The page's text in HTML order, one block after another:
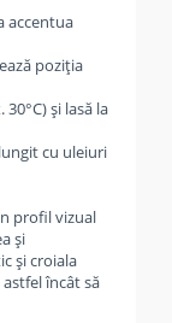
accentua
poziția
și lasă la
cu uleiuri
profil vizual
și
și croiala
încât să